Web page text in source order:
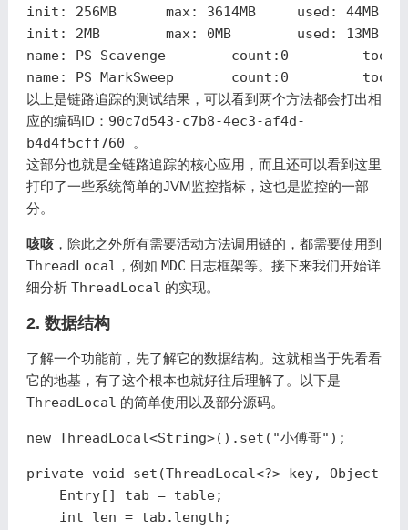
init:
256MB max: 3614MB used: 44MB
init:
2MB max: 0MB used: 13MB
name:
PS Scavenge count: 0 took:
name:
PS MarkSweep count: 0 took:
以上是链路追踪的测试结果，可以看到两个方法都会打出相
应的编码ID： 90c7d543-c7b8-4ec3-af4d-
b4d4f5cff760
。
这部分也就是全链路追踪的核心应用，而且还可以看到这里
打印了一些系统简单的JVM监控指标，这也是监控的一部
分。
咳咳，除此之外所有需要活动方法调用链的，都需要使用到
ThreadLocal ，例如 MDC 日志框架等。接下来我们开始详
细分析 ThreadLocal 的实现。
2. 数据结构
了解一个功能前，先了解它的数据结构。这就相当于先看看
它的地基，有了这个根本也就好往后理解了。以下是
ThreadLocal 的简单使用以及部分源码。
new ThreadLocal<String>().set("小傅哥");
private void set (ThreadLocal<?> key, Object
Entry[] tab = table;
int
len = tab . length ;